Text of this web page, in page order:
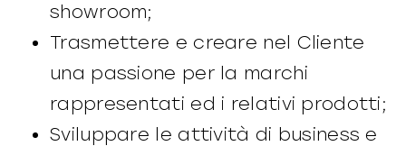
showroom;
Trasmettere e creare nel Cliente
una passione per la marchi
rappresentati ed i relativi prodotti;
Sviluppare le attività di business e